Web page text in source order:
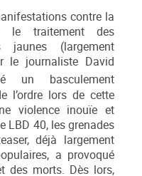
contre la
le traitement des
jaunes (largement
le journaliste David
un basculement
l’ordre lors de cette
violence inouïe et
LBD 40, les grenades
déjà largement
a provoqué
des morts. Dès lors,